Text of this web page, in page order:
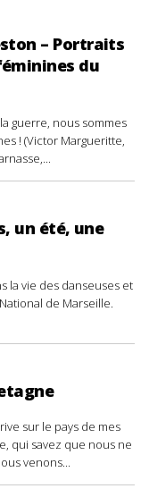
– Portraits
du
guerre, nous sommes
! (Victor Margueritte,
un été, une
la vie des danseuses et
de Marseille.
sur le pays de mes
qui savez que nous ne
venons...